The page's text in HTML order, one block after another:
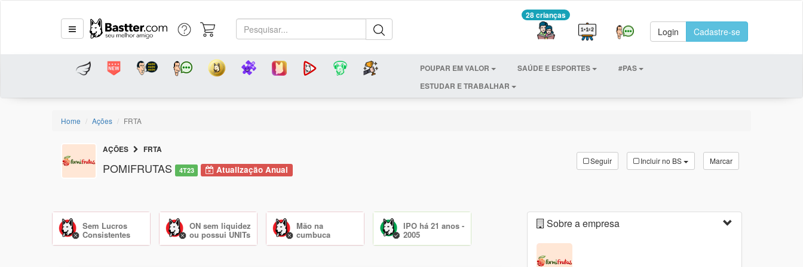
28 crianças
Login Cadastre-se
POUPAR EM VALOR SAÚDE E ESPORTES
#PAS
ESTUDAR E TRABALHAR
Home Ações FRTA
AÇÕES FRTA
POMIFRUTAS 4T23 Atualização Anual
Seguir Incluir no BS Marcar
Sem Lucros
Consistentes
ON sem liquidez
ou possui UNITs
Mão na
cumbuca
IPO há 21 anos -
2005
Sobre a empresa